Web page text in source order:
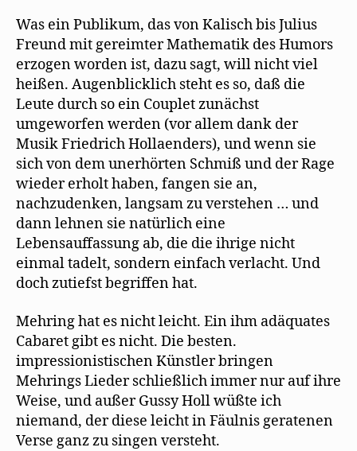
Was ein Publikum, das von Kalisch bis Julius
Freund mit gereimter Mathematik des Humors
erzogen worden ist, dazu sagt, will nicht viel
heißen. Augenblicklich steht es so, daß die
Leute durch so ein Couplet zunächst
umgeworfen werden (vor allem dank der
Musik Friedrich Hollaenders), und wenn sie
sich von dem unerhörten Schmiß und der Rage
wieder erholt haben, fangen sie an,
nachzudenken, langsam zu verstehen … und
dann lehnen sie natürlich eine
Lebensauffassung ab, die die ihrige nicht
einmal tadelt, sondern einfach verlacht. Und
doch zutiefst begriffen hat.
Mehring hat es nicht leicht. Ein ihm adäquates
Cabaret gibt es nicht. Die besten.
impressionistischen Künstler bringen
Mehrings Lieder schließlich immer nur auf ihre
Weise, und außer Gussy Holl wüßte ich
niemand, der diese leicht in Fäulnis geratenen
Verse ganz zu singen versteht.